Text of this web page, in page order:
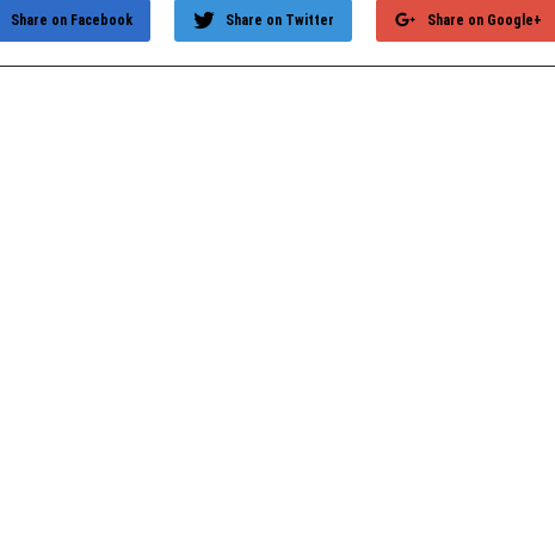
Share on Google+
Share on Twitter
Share on Facebook